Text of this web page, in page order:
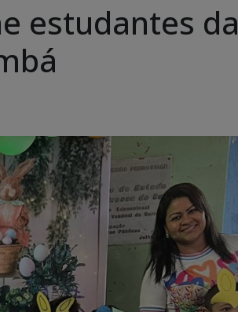
estudantes da